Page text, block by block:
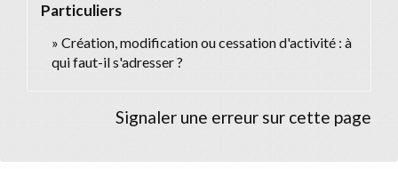
Particuliers
Création, modification ou cessation d'activité : à
qui faut-il s'adresser ?
Signaler une erreur sur cette page